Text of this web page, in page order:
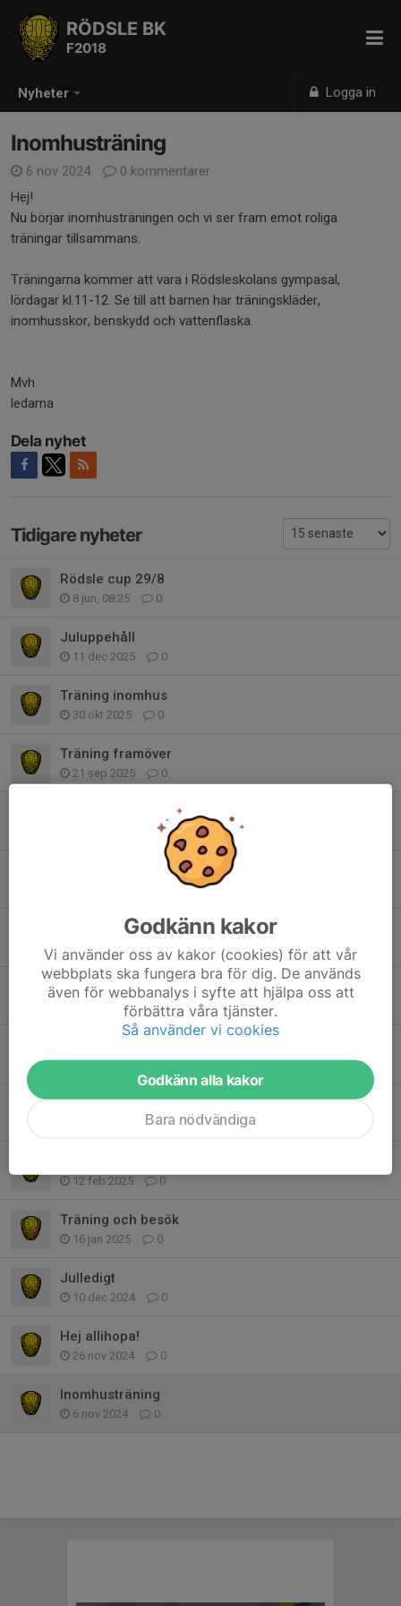
Nyheter Logga in
RÖDSLE BK
F2018
Inomhusträning
6 nov 2024
0 kommentarer
Hej!
Nu börjar inomhusträningen och vi ser fram emot roliga
träningar tillsammans.
Träningarna kommer att vara i Rödsleskolans gympasal,
lördagar kl.11-12. Se till att barnen har träningskläder,
inomhusskor, benskydd och vattenflaska.
Mvh
ledarna
Dela nyhet
Tidigare nyheter
Rödsle cup 29/8
8 jun, 08:25 0
Juluppehåll
11 dec 2025 0
Träning inomhus
30 okt 2025 0
Träning framöver
21 sep 2025 0
0
Uppehåll & ny träningstid
Idrottens dag 6/6-25
2 apr 2025
Majcupen anmälan
25 mar 2025 0
16 mar 2025 0
Sportlov
0
12 feb 2025 0
Träning och besök
16 jan 2025 0
Julledigt
10 dec 2024 0
Hej allihopa!
26 nov 2024 0
Inomhusträning
6 nov 2024 0
Godkänn kakor
Vi använder oss av kakor (cookies) för att vår
webbplats ska fungera bra för dig. De används
även för webbanalys i syfte att hjälpa oss att
förbättra våra tjänster.
Så använder vi cookies
Godkänn alla kakor
Bara nödvändiga